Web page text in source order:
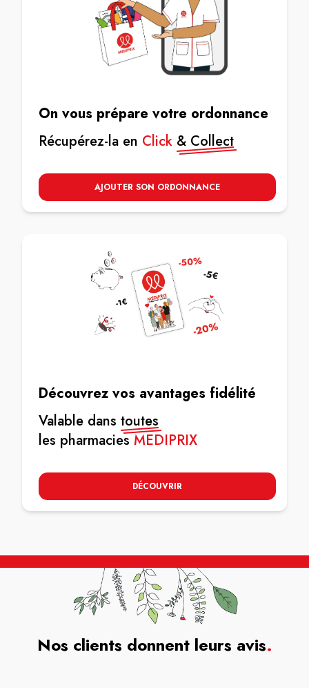
On vous prépare votre ordonnance
Récupérez-la en Click & Collect
AJOUTER SON ORDONNANCE
Découvrez vos avantages fidélité
Valable dans toutes
les pharmacies MEDIPRIX
DÉCOUVRIR
Nos clients donnent leurs avis.